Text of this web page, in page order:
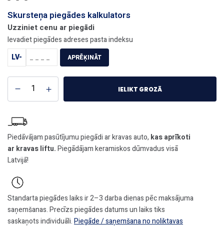
Skursteņa piegādes kalkulators
Uzziniet cenu ar piegādi
Ievadiet piegādes adreses pasta indeksu
LV-
APRĒĶINĀT
IELIKT GROZĀ
Piedāvājam pasūtījumu piegādi ar kravas auto, kas aprīkoti
ar kravas liftu.Piegādājam keramiskos dūmvadus visā
Latvijā!
Standarta piegādes laiks ir 2–3 darba dienas pēc maksājuma
saņemšanas. Precīzs piegādes datums un laiks tiks
saskaņots individuāli.Piegāde / saņemšana no noliktavas